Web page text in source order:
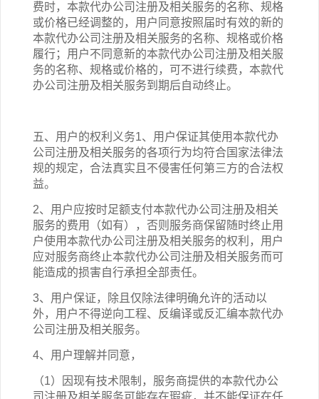
费时，本款代办公司注册及相关服务的名称、规格
或价格已经调整的，用户同意按照届时有效的新的
本款代办公司注册及相关服务的名称、规格或价格
履行；用户不同意新的本款代办公司注册及相关服
务的名称、规格或价格的，可不进行续费，本款代
办公司注册及相关服务到期后自动终止。
五、用户的权利义务1、用户保证其使用本款代办
公司注册及相关服务的各项行为均符合国家法律法
规的规定，合法真实且不侵害任何第三方的合法权
益。
2、用户应按时足额支付本款代办公司注册及相关
服务的费用（如有），否则服务商保留随时终止用
户使用本款代办公司注册及相关服务的权利，用户
应对服务商终止本款代办公司注册及相关服务而可
能造成的损害自行承担全部责任。
3、用户保证，除且仅除法律明确允许的活动以
外，用户不得逆向工程、反编译或反汇编本款代办
公司注册及相关服务。
4、用户理解并同意，
（1）因现有技术限制，服务商提供的本款代办公
司注册及相关服务可能存在瑕疵，并不能保证在任